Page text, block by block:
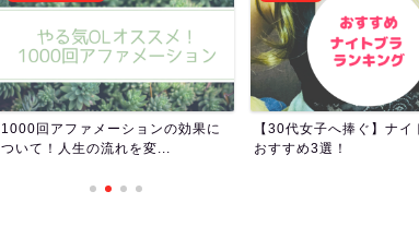
【30代女子へ捧ぐ】ナイトブラの
おすすめ3選！
女子トイレって何故いつ
女子ってトイレ長すぎな